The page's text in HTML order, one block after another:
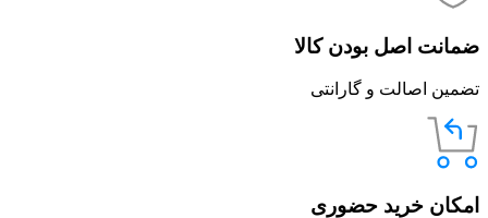
ضمانت اصل بودن کالا
تضمین اصالت و گارانتی
امکان خرید حضوری